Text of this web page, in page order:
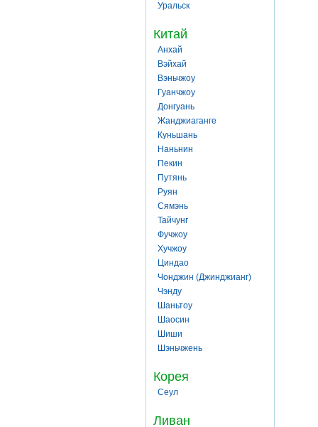
Уральск
Китай
Анхай
Вэйхай
Вэньчжоу
Гуанчжоу
Донгуань
Жанджиаганге
Куньшань
Наньнин
Пекин
Путянь
Руян
Сямэнь
Тайчунг
Фучжоу
Хучжоу
Циндао
Чонджин (Джинджианг)
Чэнду
Шаньтоу
Шаосин
Шиши
Шэньчжень
Корея
Сеул
Ливан